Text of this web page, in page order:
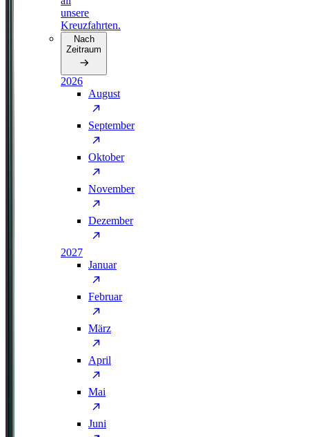
unsere
Kreuzfahrten.
Nach
Zeitraum
2026
August
September
Oktober
November
Dezember
2027
Januar
Februar
März
April
Mai
Juni